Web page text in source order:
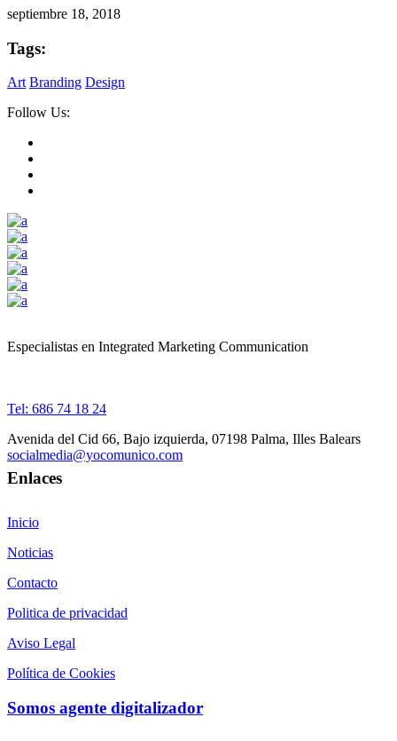
septiembre 18, 2018
Tags:
Art Branding Design
Follow Us:
Especialistas en Integrated Marketing Communication
Tel: 686 74 18 24
Avenida del Cid 66, Bajo izquierda, 07198 Palma, Illes Balears
socialmedia@yocomunico.com
Enlaces
Inicio
Noticias
Contacto
Politica de privacidad
Aviso Legal
Política de Cookies
Somos agente digitalizador